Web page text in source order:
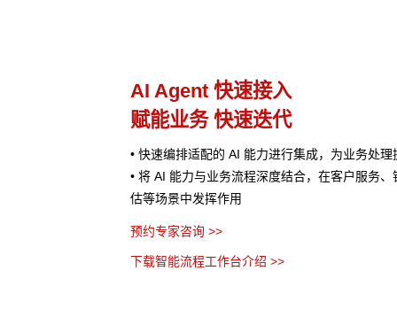
业务流程管理
避免流程设计和实际执行差异
• 将业务流程以作战地图的形式进行可视化呈现
个环节、节点之间的关系以及当前流程所处阶段
• AI 分析任务处理时间、资源消耗等指标数据，
务流程